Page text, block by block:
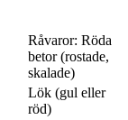
Råvaror: Röda
betor (rostade,
skalade)
Lök (gul eller
röd)